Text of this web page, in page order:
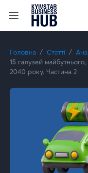
Головна Статті
15 галузей
2040 року. Частина 2
Інновації в транспорті